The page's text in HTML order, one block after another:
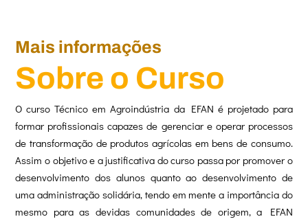
Mais informações
Sobre o Curso
O curso Técnico em Agroindústria da EFAN é projetado para
formar profissionais capazes de gerenciar e operar processos
de transformação de produtos agrícolas em bens de consumo.
Assim o objetivo e a justificativa do curso passa por promover o
desenvolvimento dos alunos quanto ao desenvolvimento de
uma administração solidária, tendo em mente a importância do
mesmo para as devidas comunidades de origem, a EFAN